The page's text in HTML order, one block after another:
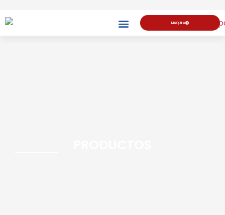
MAQUILA